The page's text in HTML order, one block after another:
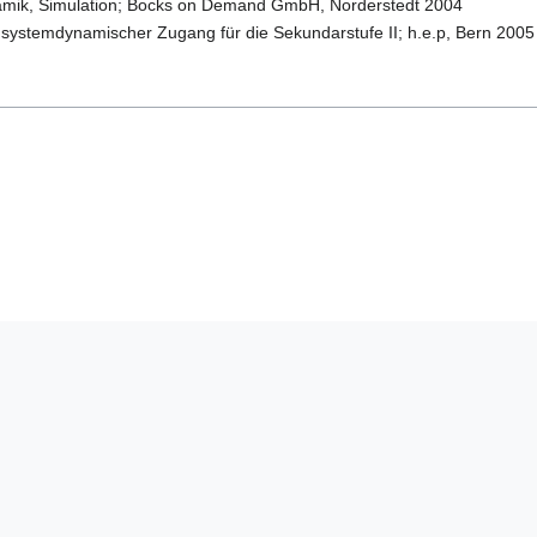
Simulation; Bocks on Demand GmbH, Norderstedt 2004
Zugang für die Sekundarstufe II; h.e.p, Bern 2005